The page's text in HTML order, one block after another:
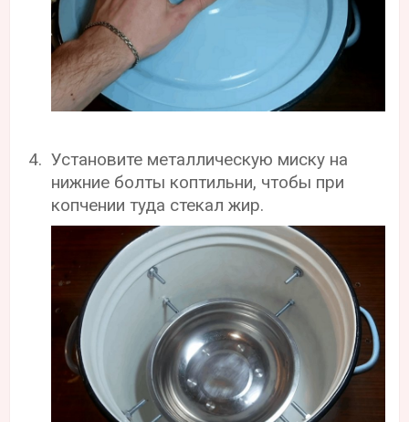
Установите металлическую миску на
нижние болты коптильни, чтобы при
копчении туда стекал жир.